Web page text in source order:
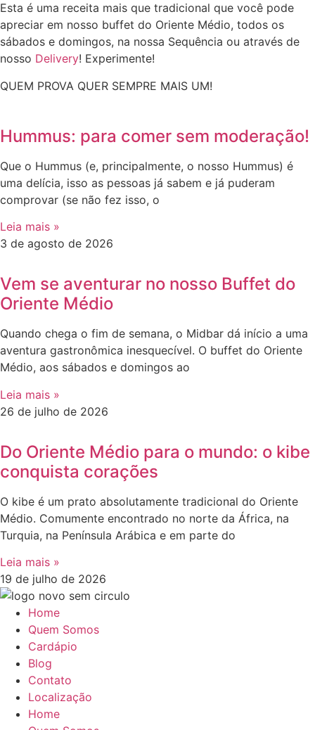
Esta é uma receita mais que tradicional que você pode
apreciar em nosso buffet do Oriente Médio, todos os
sábados e domingos, na nossa Sequência ou através de
nosso Delivery! Experimente!
QUEM PROVA QUER SEMPRE MAIS UM!
Hummus: para comer sem moderação!
Que o Hummus (e, principalmente, o nosso Hummus) é
uma delícia, isso as pessoas já sabem e já puderam
comprovar (se não fez isso, o
Leia mais »
3 de agosto de 2026
Vem se aventurar no nosso Buffet do
Oriente Médio
Quando chega o fim de semana, o Midbar dá início a uma
aventura gastronômica inesquecível. O buffet do Oriente
Médio, aos sábados e domingos ao
Leia mais »
26 de julho de 2026
Do Oriente Médio para o mundo: o kibe
conquista corações
O kibe é um prato absolutamente tradicional do Oriente
Médio. Comumente encontrado no norte da África, na
Turquia, na Península Arábica e em parte do
Leia mais »
19 de julho de 2026
Home
Quem Somos
Cardápio
Blog
Contato
Localização
Home